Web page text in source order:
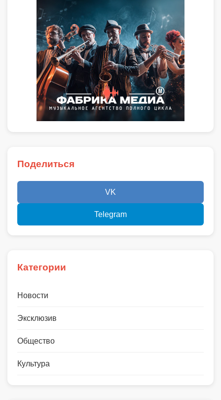
Поделиться
VK
Telegram
Категории
Новости
Эксклюзив
Общество
Культура